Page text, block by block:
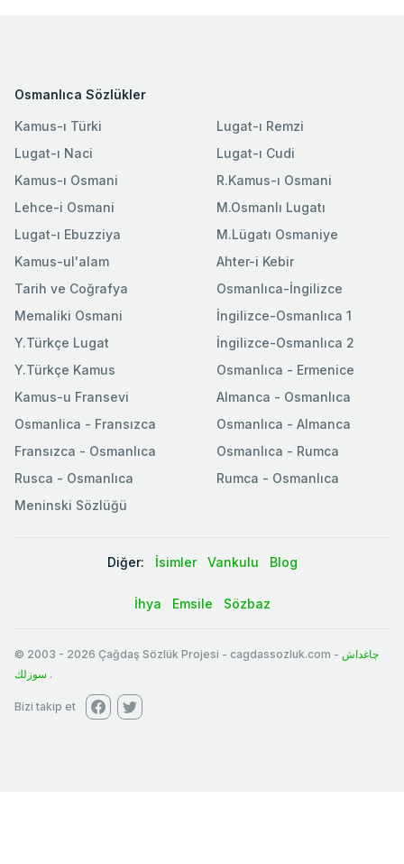
Osmanlıca Sözlükler
Kamus-ı Türki
Lugat-ı Naci
Kamus-ı Osmani
Lehce-i Osmani
Lugat-ı Ebuzziya
Lugat-ı Remzi
Lugat-ı Cudi
R.Kamus-ı Osmani
M.Osmanlı Lugatı
M.Lügatı Osmaniye
Kamus-ul'alam
Tarih ve Coğrafya
Memaliki Osmani
Y.Türkçe Lugat
Y.Türkçe Kamus
Ahter-i Kebir
Osmanlıca-İngilizce
İngilizce-Osmanlıca 1
İngilizce-Osmanlıca 2
Osmanlıca - Ermenice
Kamus-u Fransevi
Osmanlica - Fransızca
Fransızca - Osmanlıca
Rusca - Osmanlıca
Meninski Sözlüğü
Almanca - Osmanlıca
Osmanlıca - Almanca
Osmanlıca - Rumca
Rumca - Osmanlıca
Diğer: İsimler Vankulu Blog
İhya Emsile Sözbaz
© 2003 - 2026 Çağdaş Sözlük Projesi - cagdassozluk.com - چاغداش
سوزلك .
Bizi takip et